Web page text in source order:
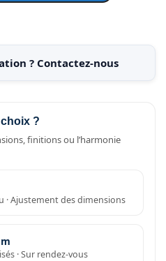
? Contactez-nous
?
finitions ou l’harmonie
· Ajustement des dimensions
· Sur rendez-vous